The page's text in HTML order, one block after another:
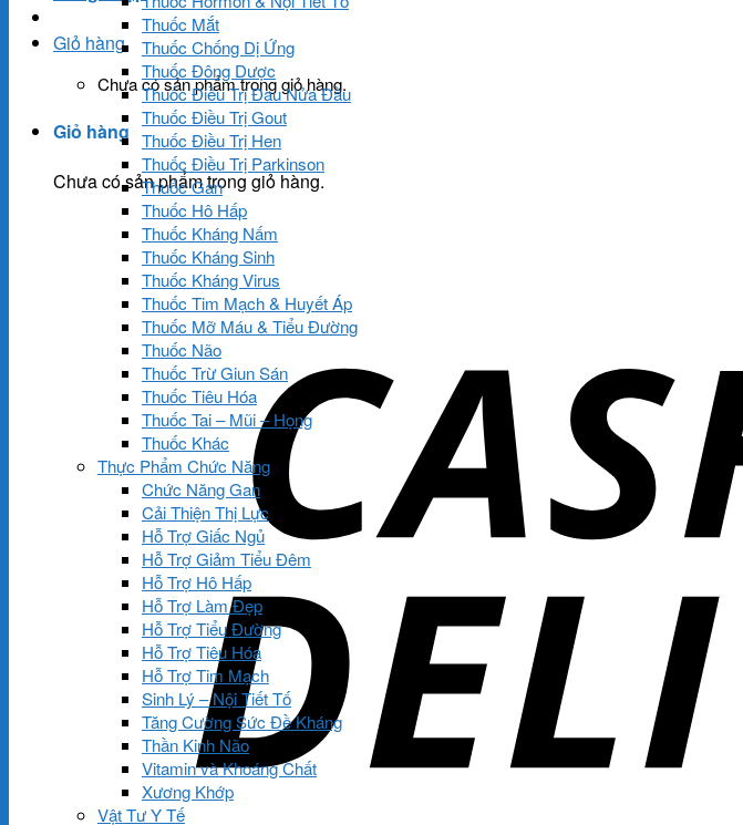
Giỏ hàng
Chưa có sản phẩm trong giỏ hàng.
Giỏ hàng
Chưa có sản phẩm trong giỏ hàng.
Thuốc Mắt
Thuốc Chống Dị Ứng
Thuốc Đông Dược
Thuốc Điều Trị Đau Nửa Đầu
Thuốc Điều Trị Gout
Thuốc Điều Trị Hen
Thuốc Điều Trị Parkinson
Thuốc Gan
Thuốc Hô Hấp
Thuốc Kháng Nấm
Thuốc Kháng Sinh
Thuốc Kháng Virus
Thuốc Tim Mạch & Huyết Áp
Thuốc Mỡ Máu & Tiểu Đường
Thuốc Não
Thuốc Trừ Giun Sán
Thuốc Tiêu Hóa
Thuốc Tai – Mũi – Họng
Thuốc Khác
Thực Phẩm Chức Năng
Chức Năng Gan
Cải Thiện Thị Lực
Hỗ Trợ Giấc Ngủ
Hỗ Trợ Giảm Tiểu Đêm
Hỗ Trợ Hô Hấp
Hỗ Trợ Làm Đẹp
Hỗ Trợ Tiểu Đường
Hỗ Trợ Tiêu Hóa
Hỗ Trợ Tim Mạch
Sinh Lý – Nội Tiết Tố
Tăng Cường Sức Đề Kháng
Thần Kinh Não
Vitamin và Khoáng Chất
Xương Khớp
Vật Tư Y Tế